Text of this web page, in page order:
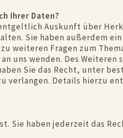
Ihrer Daten?
Auskunft über
Sie haben außerdem
weiteren Fragen zum
uns wenden. Des
Sie das Recht, unter
verlangen. Details hierzu
Sie haben jederzeit das